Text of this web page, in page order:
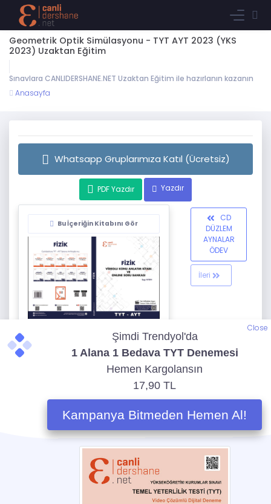
Geometrik Optik Simülasyonu - TYT AYT 2023 (YKS
2023) Uzaktan Eğitim
Sınavlara CANLIDERSHANE.NET Uzaktan Eğitim ile hazırlanın kazanın
Anasayfa
Whatsapp Gruplarımıza Katıl (Ücretsiz)
PDF Yazdır Yazdır
Bu İçeriğin Kitabını Gör
Bu İçeriğin Kitabını Gör
CD
DÜZLEM
AYNALAR
ÖDEV
İleri
Close